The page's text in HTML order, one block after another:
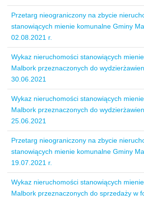
Przetarg nieograniczony na zbycie
stanowiących mienie komunalne Gminy
02.08.2021 r.
Wykaz nieruchomości stanowiących
Malbork przeznaczonych do
30.06.2021
Wykaz nieruchomości stanowiących
Malbork przeznaczonych do
25.06.2021
Przetarg nieograniczony na zbycie
stanowiących mienie komunalne Gminy
19.07.2021 r.
Wykaz nieruchomości stanowiących
Malbork przeznaczonych do sprzedaży w